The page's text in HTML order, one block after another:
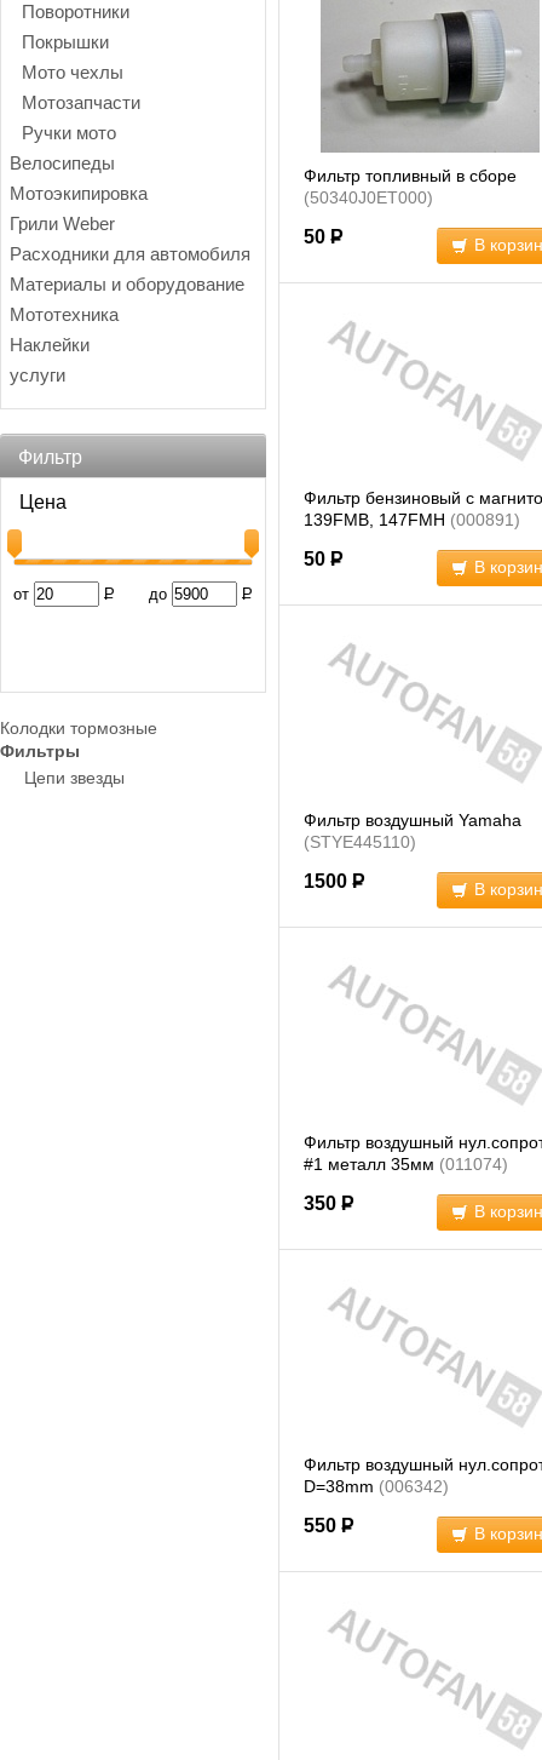
Поворотники
Покрышки
Мото чехлы
Мотозапчасти
Ручки мото
Велосипеды
Мотоэкипировка
Грили Weber
Расходники для автомобиля
Материалы и оборудование
Мототехника
Наклейки
услуги
Фильтр
Цена
от Р до Р
Колодки тормозные
Фильтры
Цепи звезды
Фильтр топливный в сборе
(50340J0ET000)
50 Р В
Фильтр бензиновый с
139FMB, 147FMH (000891)
50 Р В
Фильтр воздушный Yamaha
(STYE445110)
1500 Р В
Фильтр воздушный
#1 металл 35мм (011074)
350 Р В
Фильтр воздушный
D=38mm (006342)
550 Р В